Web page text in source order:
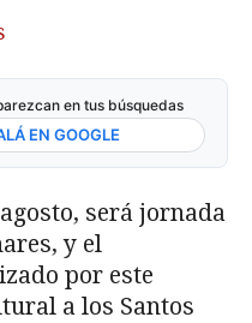
en tus búsquedas
EN GOOGLE
será jornada
y el
por este
a los Santos